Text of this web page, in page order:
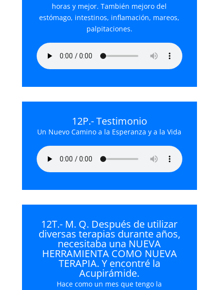
horas y mejor. También mejoro del
estómago, intestinos, inflamación, mareos,
palpitaciones.
12P.- Testimonio
Un Nuevo Camino a la Esperanza y a la Vida
12T.- M. Q. Después de utilizar
diversas terapias durante años,
necesitaba una NUEVA
HERRAMIENTA COMO NUEVA
TERAPIA. Y encontré la
Acupirámide.
Hace como un mes que tengo la